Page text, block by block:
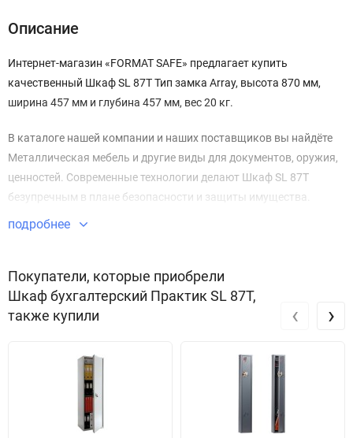
Описание
Интернет-магазин «FORMAT SAFE» предлагает купить
качественный Шкаф SL 87T Тип замка Array, высота 870 мм,
ширина 457 мм и глубина 457 мм, вес 20 кг.
В каталоге нашей компании и наших поставщиков вы найдёте
Металлическая мебель и другие виды для документов, оружия,
ценностей. Современные технологии делают Шкаф SL 87T
безупречным в плане безопасности и защиты имущества.
Звоните по телефону +7 495 220 33 01
подробнее
Покупатели, которые приобрели
Шкаф бухгалтерский Практик SL 87T,
также купили
‹ ›